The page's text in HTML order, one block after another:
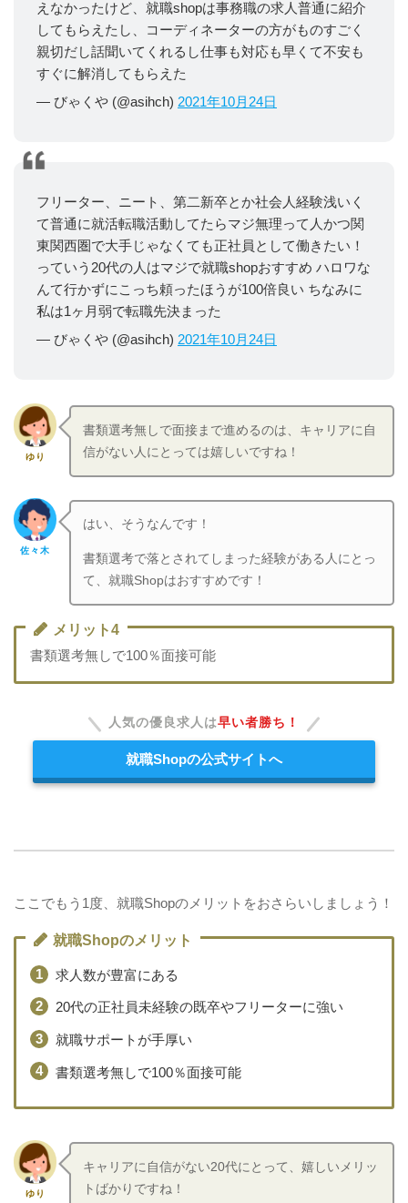
えなかったけど、就職shopは事務職の求人普通に紹介
してもらえたし、コーディネーターの方がものすごく
親切だし話聞いてくれるし仕事も対応も早くて不安も
すぐに解消してもらえた
— びゃくや (@asihch) 2021年10月24日
フリーター、ニート、第二新卒とか社会人経験浅いく
て普通に就活転職活動してたらマジ無理って人かつ関
東関西圏で大手じゃなくても正社員として働きたい！
っていう20代の人はマジで就職shopおすすめ ハロワな
んて行かずにこっち頼ったほうが100倍良い ちなみに
私は1ヶ月弱で転職先決まった
— びゃくや (@asihch) 2021年10月24日
ゆり
書類選考無しで面接まで進めるのは、キャリアに自
信がない人にとっては嬉しいですね！
佐々木
はい、そうなんです！
書類選考で落とされてしまった経験がある人にとっ
て、就職Shopはおすすめです！
メリット4
書類選考無しで100％面接可能
人気の優良求人は早い者勝ち！
就職Shopの公式サイトへ
ここでもう1度、就職Shopのメリットをおさらいしましょう！
就職Shopのメリット
求人数が豊富にある
20代の正社員未経験の既卒やフリーターに強い
就職サポートが手厚い
書類選考無しで100％面接可能
ゆり
キャリアに自信がない20代にとって、嬉しいメリッ
トばかりですね！